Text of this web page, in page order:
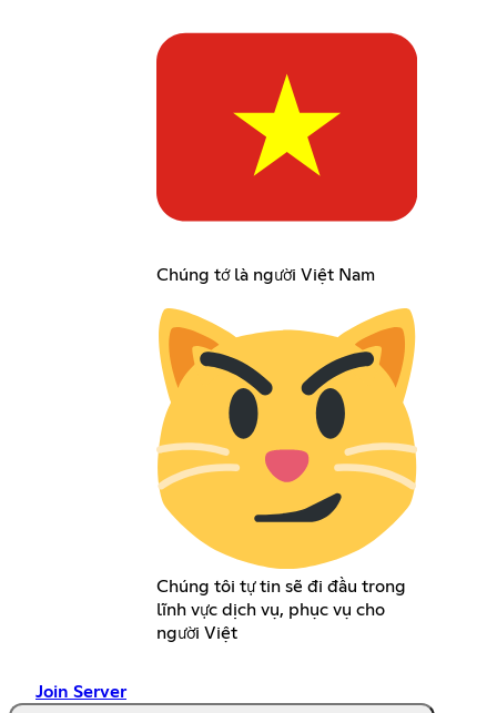
Chúng tớ là người Việt Nam
Chúng tôi tự tin sẽ đi đầu trong
lĩnh vực dịch vụ, phục vụ cho
người Việt
Join Server